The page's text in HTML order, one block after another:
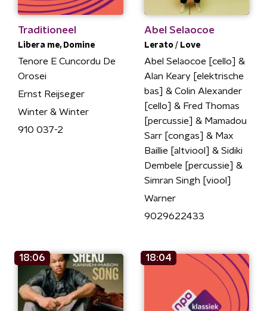
Traditioneel
Libera me, Domine
Tenore E Cuncordu De
Orosei
Ernst Reijseger
Winter & Winter
910 037-2
Abel Selaocoe
Lerato / Love
Abel Selaocoe [cello] &
Alan Keary [elektrische
bas] & Colin Alexander
[cello] & Fred Thomas
[percussie] & Mamadou
Sarr [congas] & Max
Baillie [altviool] & Sidiki
Dembele [percussie] &
Simran Singh [viool]
Warner
9029622433
18:06 18:04